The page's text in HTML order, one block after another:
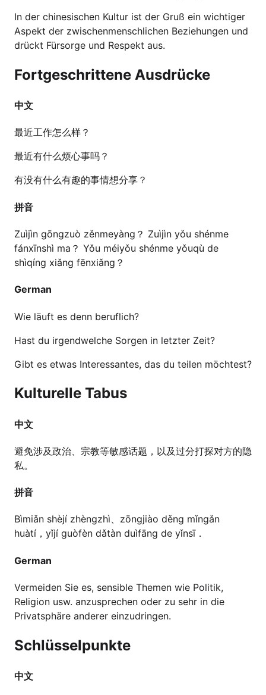
In der chinesischen Kultur ist der Gruß ein wichtiger
Aspekt der zwischenmenschlichen Beziehungen und
drückt Fürsorge und Respekt aus.
Fortgeschrittene Ausdrücke
中文
最近工作怎么样？
最近有什么烦心事吗？
有没有什么有趣的事情想分享？
拼音
Zuìjìn gōngzuò zěnmeyàng？ Zuìjìn yǒu shénme
fánxīnshì ma？ Yǒu méiyǒu shénme yǒuqù de
shìqíng xiǎng fēnxiǎng？
German
Wie läuft es denn beruflich?
Hast du irgendwelche Sorgen in letzter Zeit?
Gibt es etwas Interessantes, das du teilen möchtest?
Kulturelle Tabus
中文
避免涉及政治、宗教等敏感话题，以及过分打探对方的隐
私。
拼音
Bìmiǎn shèjí zhèngzhì、zōngjiào děng mǐngǎn
huàtí，yǐjí guòfèn dǎtàn duìfāng de yǐnsī．
German
Vermeiden Sie es, sensible Themen wie Politik,
Religion usw. anzusprechen oder zu sehr in die
Privatsphäre anderer einzudringen.
Schlüsselpunkte
中文